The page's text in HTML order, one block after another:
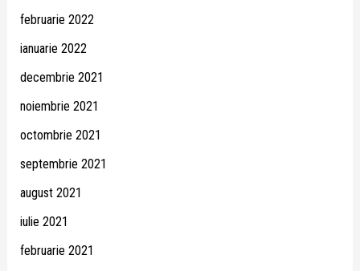
februarie 2022
ianuarie 2022
decembrie 2021
noiembrie 2021
octombrie 2021
septembrie 2021
august 2021
iulie 2021
februarie 2021